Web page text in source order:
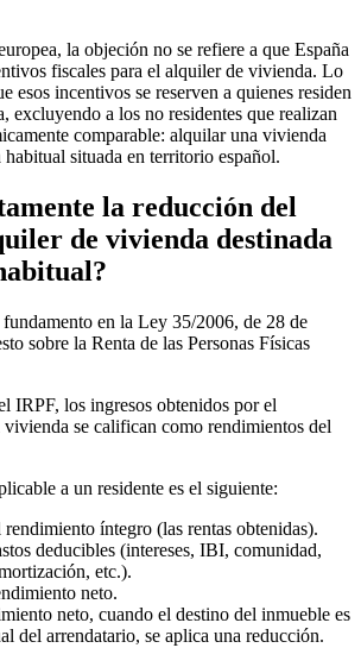
la objeción no se refiere a que España
fiscales para el alquiler de vivienda. Lo
esos incentivos se reserven a quienes residen
excluyendo a los no residentes que realizan
comparable: alquilar una vivienda
habitual situada en territorio español.
la reducción del
de vivienda destinada
en la Ley 35/2006, de 28 de
sobre la Renta de las Personas Físicas
IRPF, los ingresos obtenidos por el
vivienda se califican como rendimientos del
a un residente es el siguiente:
rendimiento íntegro (las rentas obtenidas).
deducibles (intereses, IBI, comunidad,
etc.).
neto.
neto, cuando el destino del inmueble es
del arrendatario, se aplica una reducción.